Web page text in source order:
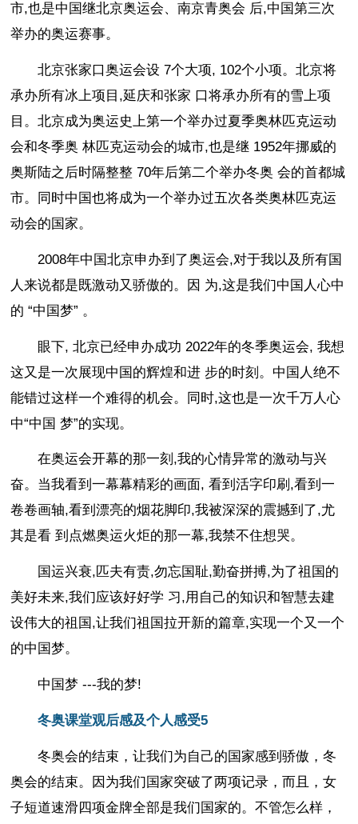
市,也是中国继北京奥运会、南京青奥会 后,中国第三次
举办的奥运赛事。
北京张家口奥运会设 7个大项, 102个小项。北京将
承办所有冰上项目,延庆和张家 口将承办所有的雪上项
目。北京成为奥运史上第一个举办过夏季奥林匹克运动
会和冬季奥 林匹克运动会的城市,也是继 1952年挪威的
奥斯陆之后时隔整整 70年后第二个举办冬奥 会的首都城
市。同时中国也将成为一个举办过五次各类奥林匹克运
动会的国家。
2008年中国北京申办到了奥运会,对于我以及所有国
人来说都是既激动又骄傲的。因 为,这是我们中国人心中
的 “中国梦” 。
眼下, 北京已经申办成功 2022年的冬季奥运会, 我想
这又是一次展现中国的辉煌和进 步的时刻。中国人绝不
能错过这样一个难得的机会。同时,这也是一次千万人心
中“中国 梦”的实现。
在奥运会开幕的那一刻,我的心情异常的激动与兴
奋。当我看到一幕幕精彩的画面, 看到活字印刷,看到一
卷卷画轴,看到漂亮的烟花脚印,我被深深的震撼到了,尤
其是看 到点燃奥运火炬的那一幕,我禁不住想哭。
国运兴衰,匹夫有责,勿忘国耻,勤奋拼搏,为了祖国的
美好未来,我们应该好好学 习,用自己的知识和智慧去建
设伟大的祖国,让我们祖国拉开新的篇章,实现一个又一个
的中国梦。
中国梦 ---我的梦!
冬奥课堂观后感及个人感受5
冬奥会的结束，让我们为自己的国家感到骄傲，冬
奥会的结束。因为我们国家突破了两项记录，而且，女
子短道速滑四项金牌全部是我们国家的。不管怎么样，